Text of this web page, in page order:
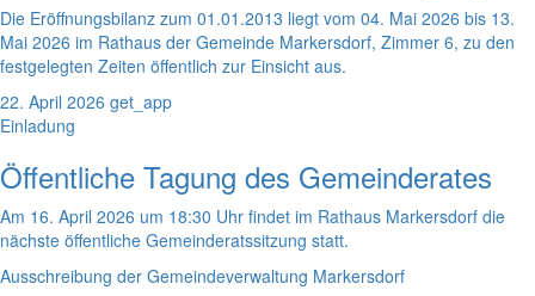
Die Eröffnungsbilanz zum 01.01.2013 liegt vom 04. Mai 2026 bis 13.
Mai 2026 im Rathaus der Gemeinde Markersdorf, Zimmer 6, zu den
festgelegten Zeiten öffentlich zur Einsicht aus.
22. April 2026 get_app
Einladung
Öffentliche Tagung des Gemeinderates
Am 16. April 2026 um 18:30 Uhr findet im Rathaus Markersdorf die
nächste öffentliche Gemeinderatssitzung statt.
Ausschreibung der Gemeindeverwaltung Markersdorf